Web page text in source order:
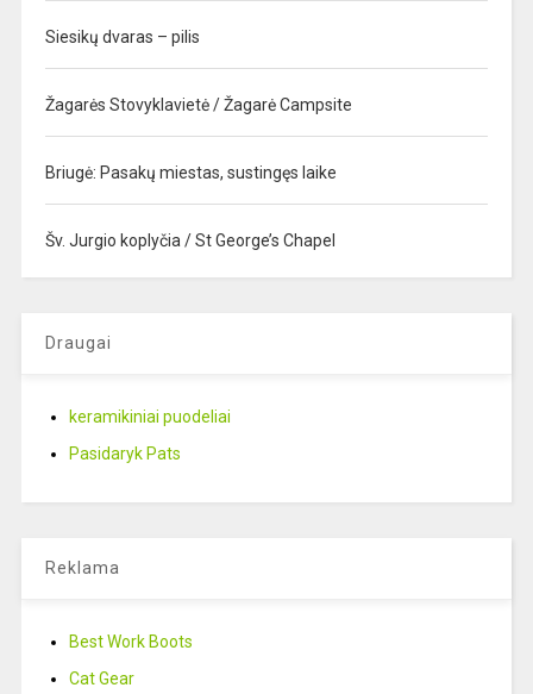
Siesikų dvaras – pilis
Žagarės Stovyklavietė / Žagarė Campsite
Briugė: Pasakų miestas, sustingęs laike
Šv. Jurgio koplyčia / St George’s Chapel
Draugai
keramikiniai puodeliai
Pasidaryk Pats
Reklama
Best Work Boots
Cat Gear